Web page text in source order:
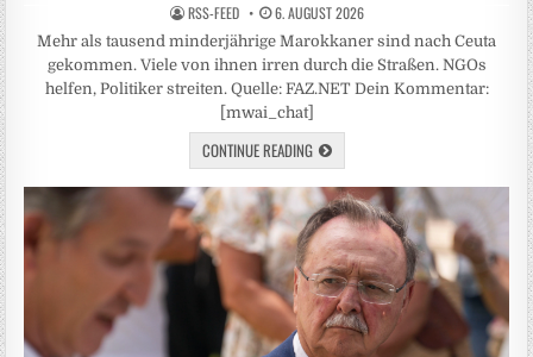
RSS-FEED 6. AUGUST 2026
Mehr als tausend minderjährige Marokkaner sind nach Ceuta
gekommen. Viele von ihnen irren durch die Straßen. NGOs
helfen, Politiker streiten. Quelle: FAZ.NET Dein Kommentar:
[mwai_chat]
CONTINUE READING